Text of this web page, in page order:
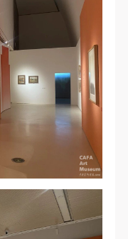
电子、网络及其
入《中国知识资
《中央美术学院美
档案机构和平台，
上传播，同意按相
协议书
出、风险与责任自
应有必要的风险意
电子、网络及其
入《中国知识资
《中央美术学院美
档案机构和平台，
上传播，同意按相
协议书
出、风险与责任自
应有必要的风险意
电子、网络及其
入《中国知识资
《中央美术学院美
档案机构和平台，
上传播，同意按相
协议书
出、风险与责任自
应有必要的风险意